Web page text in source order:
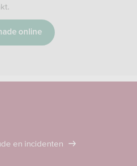
online
en incidenten